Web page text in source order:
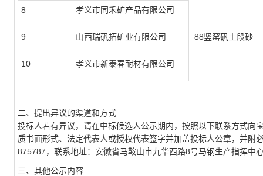
8 孝义市同禾矿产品有限公司
9 山西瑞矾拓矿业有限公司 88竖窑矾土段砂
10 孝义市新泰春耐材有限公司
二、提出异议的渠道和方式
投标人若有异议，请在中标候选人公示期内，按照以下联系方式
质书面形式、法定代表人或授权代表签字并加盖投标人公章，并
875787，联系地址：安徽省马鞍山市九华西路8号马钢生产指挥中
三、其他公示内容